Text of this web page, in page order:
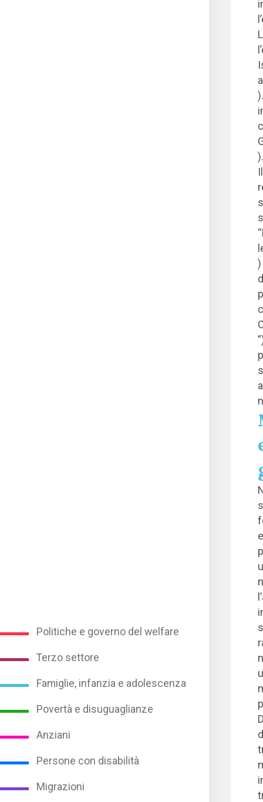
Politiche e governo del welfare
Terzo settore
Famiglie, infanzia e adolescenza
Povertà e disuguaglianze
Anziani
Persone con disabilità
Migrazioni
).
Il